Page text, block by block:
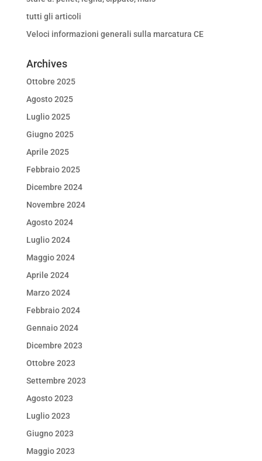
tutti gli articoli
Veloci informazioni generali sulla marcatura CE
Archives
Ottobre 2025
Agosto 2025
Luglio 2025
Giugno 2025
Aprile 2025
Febbraio 2025
Dicembre 2024
Novembre 2024
Agosto 2024
Luglio 2024
Maggio 2024
Aprile 2024
Marzo 2024
Febbraio 2024
Gennaio 2024
Dicembre 2023
Ottobre 2023
Settembre 2023
Agosto 2023
Luglio 2023
Giugno 2023
Maggio 2023